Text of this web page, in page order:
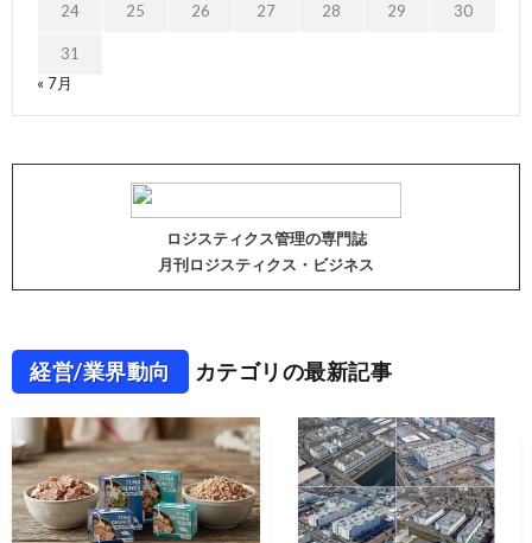
24 25 26 27 28 29 30
31
« 7月
ロジスティクス管理の専門誌
月刊ロジスティクス・ビジネス
経営/業界動向 カテゴリの最新記事